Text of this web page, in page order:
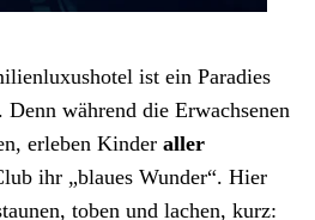
ist ein Paradies
während die Erwachsenen
erleben Kinder aller
ihr „blaues Wunder“. Hier
toben und lachen, kurz: